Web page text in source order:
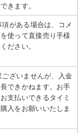
きます。
項がある場合は、コメ
使って直接売り手様
ださい。
ございませんが、入金
できかねます。お手
支払いできるタイミ
入をお願いいたしま